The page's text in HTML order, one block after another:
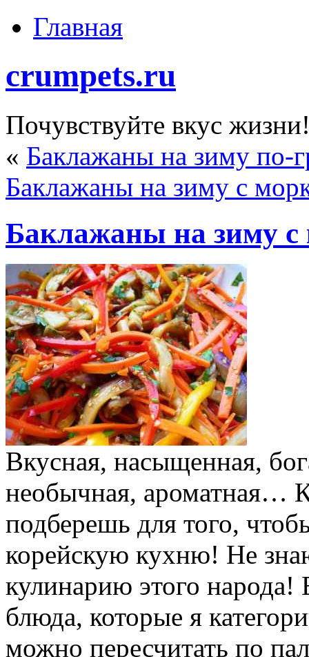
Главная
crumpets.ru
Почувствуйте вкус
« Баклажаны на зиму по-
Баклажаны на зиму с
Баклажаны на зиму с
Вкусная, насыщенная,
необычная, ароматная…
подберешь для того,
корейскую кухню! Не
кулинарию этого народа!
блюда, которые я
можно пересчитать по